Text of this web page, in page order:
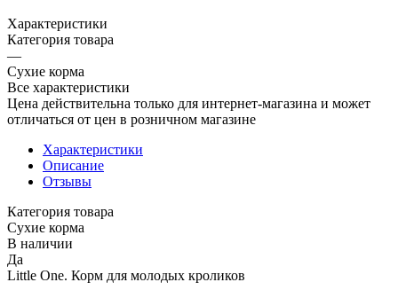
Характеристики
Категория товара
—
Сухие корма
Все характеристики
Цена действительна только для интернет-магазина и может
отличаться от цен в розничном магазине
Характеристики
Описание
Отзывы
Категория товара
Сухие корма
В наличии
Да
Little One. Корм для молодых кроликов